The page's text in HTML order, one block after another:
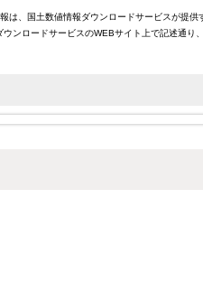
は、国土数値情報ダウンロードサービスが
ンロードサービスのWEBサイト上で記述通